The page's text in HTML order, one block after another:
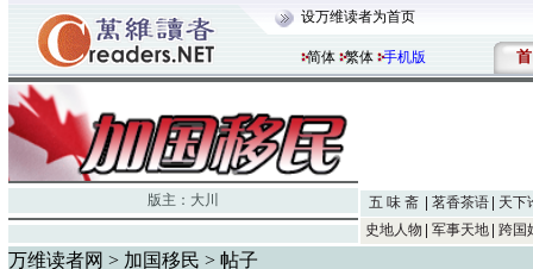
设万维读者为首页
简体 繁体 手机版 首
版主： 大川 五 味 斋 茗香茶语
天下
史地人物
军事天地 跨国
万维读者网 > 加国移民 > 帖子